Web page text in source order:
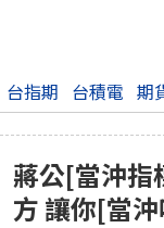
台指期 台積電 期
蔣公[當沖指
方 讓你[當